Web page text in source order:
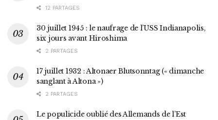
12 PARTAGES
30 juillet 1945 : le naufrage de l’USS Indianapolis,
six jours avant Hiroshima
2 PARTAGES
17 juillet 1932 : Altonaer Blutsonntag (« dimanche
sanglant à Altona »)
2 PARTAGES
Le populicide oublié des Allemands de l’Est